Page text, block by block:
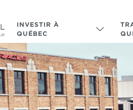
INVESTIR À
QUÉBEC